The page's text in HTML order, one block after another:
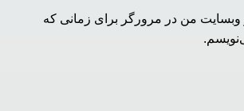
وبسایت من در مرورگر برای زمانی که